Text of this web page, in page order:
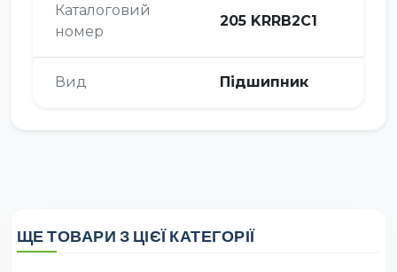
Каталоговий
номер
205 KRRB2C1
Вид Підшипник
ЩЕ ТОВАРИ З ЦІЄЇ КАТЕГОРІЇ